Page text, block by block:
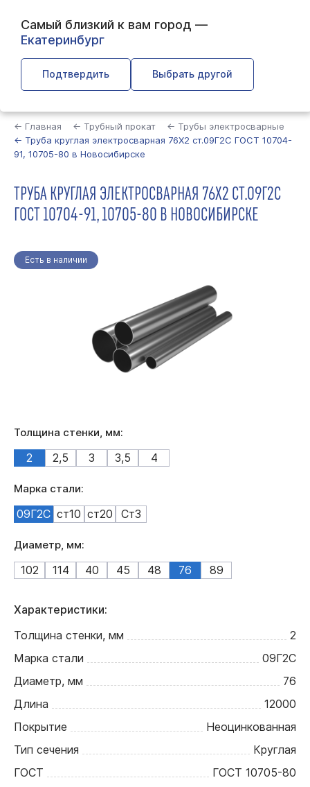
Самый близкий к вам город —
Екатеринбург
Подтвердить Выбрать другой
← Главная ← Трубный прокат
← Трубы электросварные
← Труба круглая электросварная 76Х2 ст.09Г2С ГОСТ 10704-
91, 10705-80 в Новосибирске
ТРУБА КРУГЛАЯ ЭЛЕКТРОСВАРНАЯ 76Х2 СТ.09Г2С
ГОСТ 10704-91, 10705-80 В НОВОСИБИРСКЕ
Есть в наличии
Толщина стенки, мм:
2 2,5 3 3,5 4
Марка стали:
09Г2С ст10 ст20 Ст3
Диаметр, мм:
102 114 40 45 48 76 89
Характеристики:
Толщина стенки, мм
2
Марка стали
09Г2С
Диаметр, мм
76
Длина
12000
Покрытие
Неоцинкованная
Тип сечения
Круглая
ГОСТ
ГОСТ 10705-80